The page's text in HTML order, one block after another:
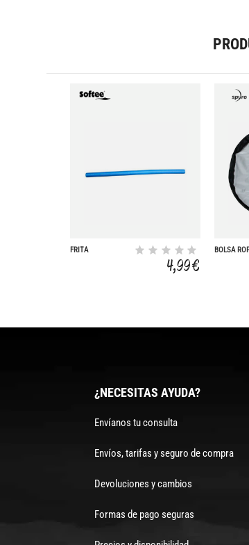
FRITA
4,99 €
BOLSA
¿NECESITAS AYUDA?
Envíanos tu consulta
Envíos, tarifas y seguro de compra
Devoluciones y cambios
Formas de pago seguras